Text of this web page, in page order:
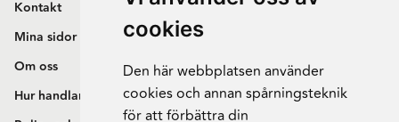
cookies
Den här webbplatsen använder
cookies och annan spårningsteknik
för att förbättra din
Kontakt
Mina sidor
Om oss
Hur handlar jag?